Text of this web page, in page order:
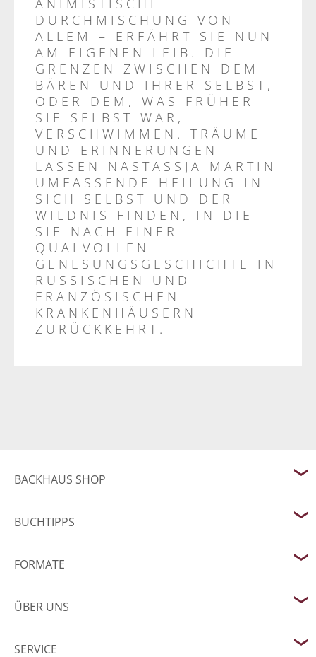
NIMISTISCHE D
URCHMISCHUNG VON A
LLEM – ERFÄHRT SIE NUN A
M EIGENEN LEIB. DIE G
RENZEN ZWISCHEN DEM B
ÄREN UND IHRER SELBST, O
DER DEM, WAS FRÜHER S
IE SELBST WAR, V
ERSCHWIMMEN. TRÄUME U
ND ERINNERUNGEN L
ASSEN NASTASSJA MARTIN U
MFASSENDE HEILUNG IN S
ICH SELBST UND DER W
ILDNIS FINDEN, IN DIE S
IE NACH EINER Q
UALVOLLEN G
ENESUNGSGESCHICHTE IN R
USSISCHEN UND F
RANZÖSISCHEN K
RANKENHÄUSERN Z
URÜCKKEHRT.
BACKHAUS SHOP
BUCHTIPPS
FORMATE
ÜBER UNS
SERVICE